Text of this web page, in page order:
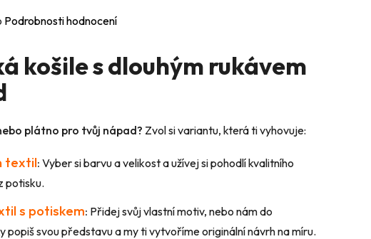
Podrobnosti hodnocení
košile s dlouhým rukávem
plátno pro tvůj nápad? Zvol si variantu, která ti vyhovuje:
textil: Vyber si barvu a velikost a užívej si pohodlí kvalitního
potisku.
s potiskem: Přidej svůj vlastní motiv, nebo nám do
popiš svou představu a my ti vytvoříme originální návrh na míru.